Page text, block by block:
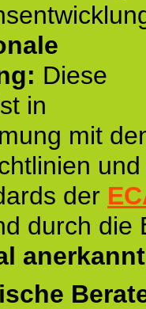
Diese
in
mit
der
durch die